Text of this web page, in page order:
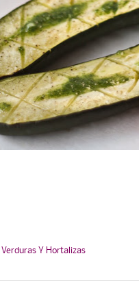
Verduras Y Hortalizas